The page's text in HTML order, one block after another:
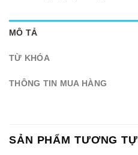
MÔ TẢ
TỪ KHÓA
THÔNG TIN MUA HÀNG
SẢN PHẨM TƯƠNG TỰ